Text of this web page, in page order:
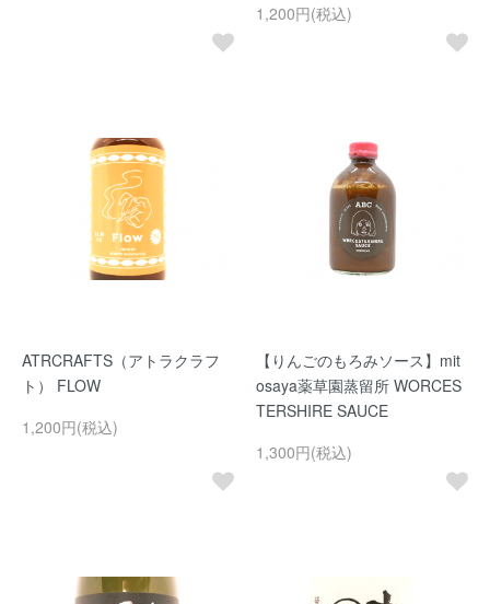
1,200円(税込)
ATRCRAFTS（アトラクラフ
ト） FLOW
1,200円(税込)
【りんごのもろみソース】mit
osaya薬草園蒸留所 WORCES
TERSHIRE SAUCE
1,300円(税込)